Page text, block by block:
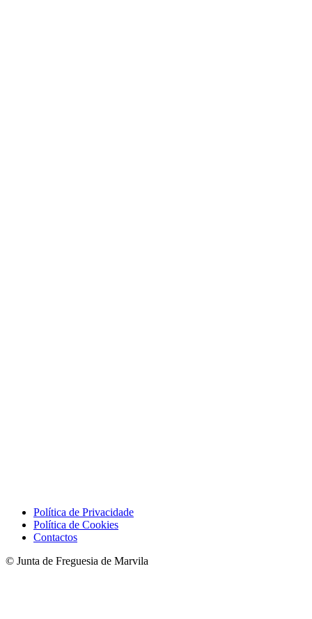
Política de Privacidade
Política de Cookies
Contactos
© Junta de Freguesia de Marvila